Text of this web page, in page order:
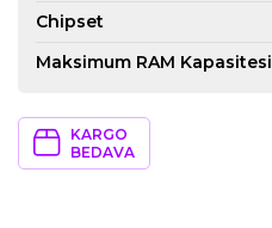
Chipset
Maksimum RAM Kapasitesi
KARGO
BEDAVA